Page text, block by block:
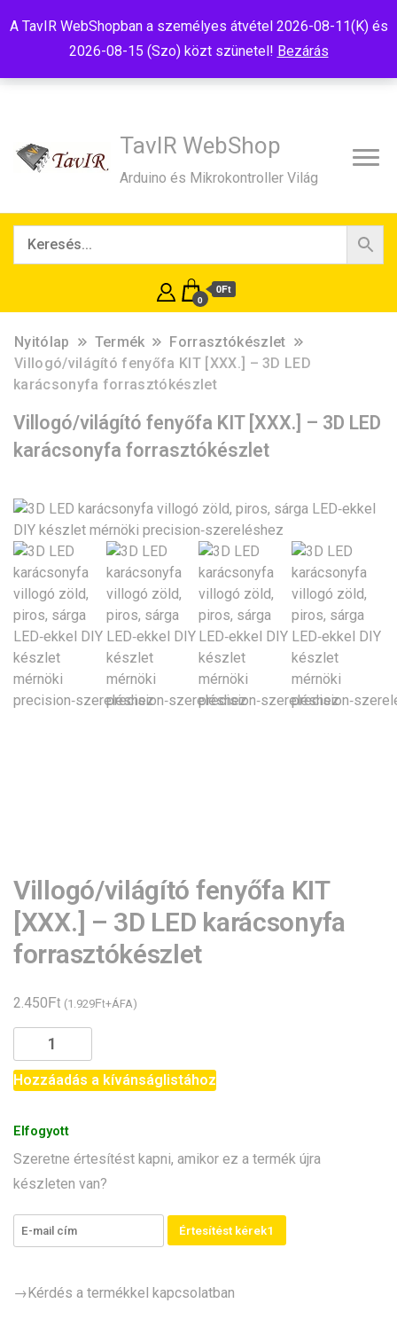
A TavIR WebShopban a személyes átvétel 2026-08-11(K) és
2026-08-15 (Szo) közt szünetel! Bezárás
TavIR WebShop
Arduino és Mikrokontroller Világ
0
0Ft
Nyitólap Termék
Forrasztókészlet
Villogó/világító fenyőfa KIT [XXX.] – 3D LED
karácsonyfa forrasztókészlet
Villogó/világító fenyőfa KIT [XXX.] – 3D LED
karácsonyfa forrasztókészlet
Villogó/világító fenyőfa KIT
[XXX.] – 3D LED karácsonyfa
forrasztókészlet
2.450Ft (1.929Ft+ÁFA)
Villogó/világító
fenyőfa
KIT
LED
karácsonyfa
mennyiség
Hozzáadás a kívánságlistához
Elfogyott
Szeretne értesítést kapni, amikor ez a termék újra
készleten van?
Értesítést kérek1
→Kérdés a termékkel kapcsolatban